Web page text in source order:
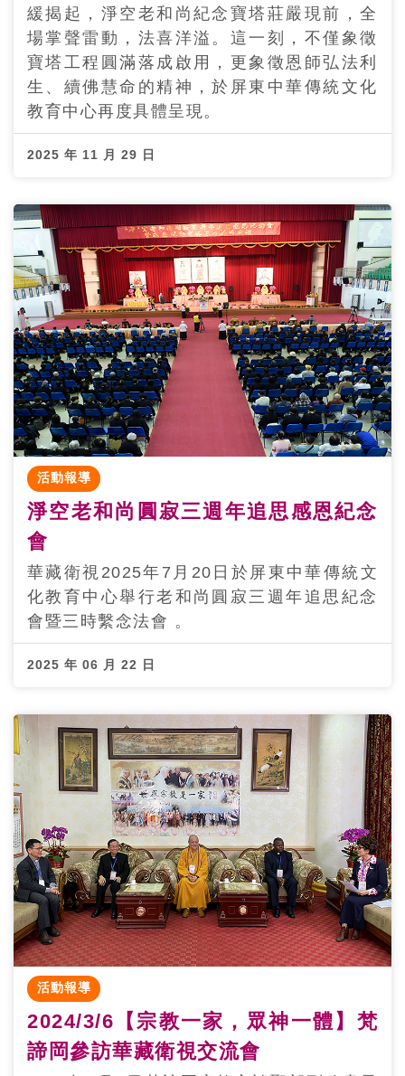
緩揭起，淨空老和尚紀念寶塔莊嚴現前，全
場掌聲雷動，法喜洋溢。這一刻，不僅象徵
寶塔工程圓滿落成啟用，更象徵恩師弘法利
生、續佛慧命的精神，於屏東中華傳統文化
教育中心再度具體呈現。
2025 年 11 月 29 日
活動報導
淨空老和尚圓寂三週年追思感恩紀念
會
華藏衛視2025年7月20日於屏東中華傳統文
化教育中心舉行老和尚圓寂三週年追思紀念
會暨三時繫念法會 。
2025 年 06 月 22 日
活動報導
2024/3/6【宗教一家，眾神一體】梵
諦岡參訪華藏衛視交流會